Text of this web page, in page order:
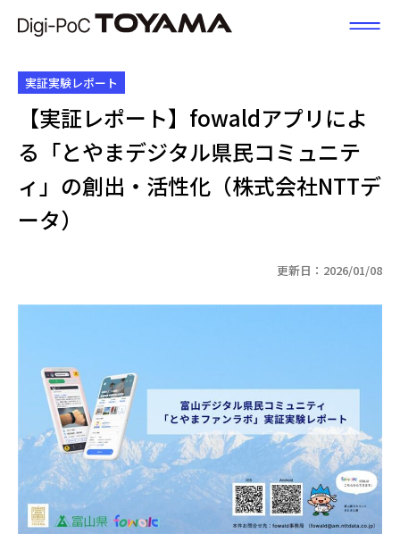
実証実験レポート
【実証レポート】fowaldアプリによ
る「とやまデジタル県民コミュニテ
ィ」の創出・活性化（株式会社NTTデ
ータ）
更新日：2026/01/08